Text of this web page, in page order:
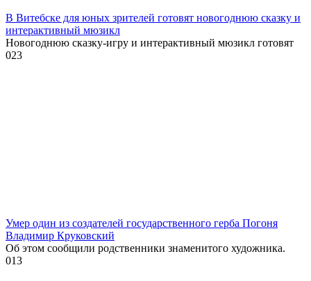
В Витебске для юных зрителей готовят новогоднюю сказку и
интерактивный мюзикл
Новогоднюю сказку-игру и интерактивный мюзикл готовят
023
Умер один из создателей государственного герба Погоня
Владимир Круковский
Об этом сообщили родственники знаменитого художника.
013